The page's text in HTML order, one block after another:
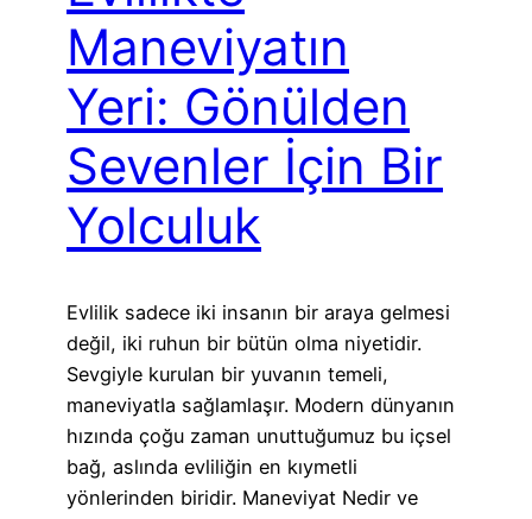
Maneviyatın
Yeri: Gönülden
Sevenler İçin Bir
Yolculuk
Evlilik sadece iki insanın bir araya gelmesi
değil, iki ruhun bir bütün olma niyetidir.
Sevgiyle kurulan bir yuvanın temeli,
maneviyatla sağlamlaşır. Modern dünyanın
hızında çoğu zaman unuttuğumuz bu içsel
bağ, aslında evliliğin en kıymetli
yönlerinden biridir. Maneviyat Nedir ve